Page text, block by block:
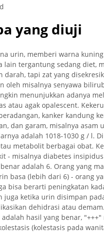
yang diuji
urin, memberi warna
lain tergantung sedang diet,
darah, tapi zat yang
oleh misalnya senyawa
menunjukkan adanya
atau agak opalescent.
kanker kandung
dan garam, misalnya asam
adalah 1018-1030 g / l.
metabolit berbagai obat.
- misalnya diabetes
adalah 6. Orang yang
basa (lebih dari 6) - orang
bisa berarti peningkatan
juga ketika urin disimpan
dehidrasi atau demam.
hasil yang benar,
(kolestasis pada